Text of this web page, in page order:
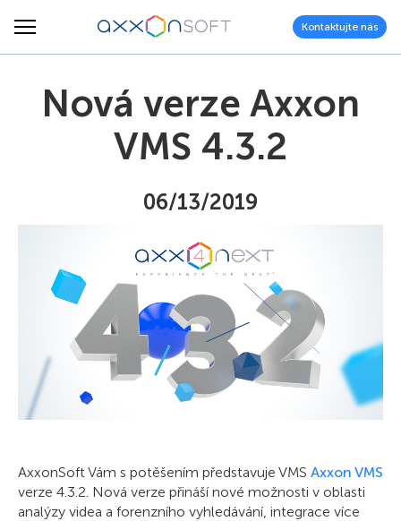
Kontaktujte nás
Nová verze Axxon
VMS 4.3.2
06/13/2019
AxxonSoft Vám s potěšením představuje VMS Axxon VMS
verze 4.3.2. Nová verze přináší nové možnosti v oblasti
analýzy videa a forenzního vyhledávání, integrace více